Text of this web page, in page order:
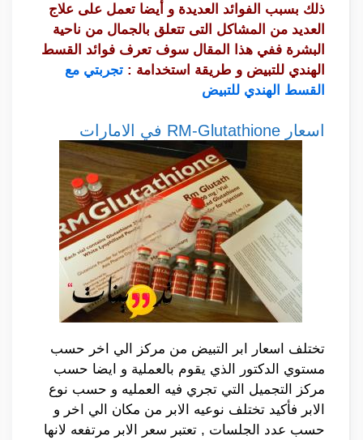
ذلك بسبب الفوائد العديدة و أيضا تعمل على علاج
العديد من المشاكل التى تتعلق بالجمال من ناحية
البشرة ففي هذا المقال سوف تعرف فوائد القسط
الهندي للتبيض و طريقة استخدامة : تجربتي مع
القسط الهندي للتبيض
اسعار RM-Glutathione في الامارات
تختلف اسعار ابر التبيض من مركز الي اخر حسب
مستوي الدكتور الذي يقوم بالعملية و ايضا حسب
مركز التجميل التي تجري فيه العمليه و حسب نوع
الابر فأكيد تختلف نوعيه الابر من مكان الي اخر و
حسب عدد الجلسات , تعتبر سعر الابر مرتفعه لانها